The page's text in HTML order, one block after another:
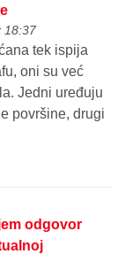
18:37
tek ispija
oni su već
Jedni uređuju
površine, drugi
odgovor